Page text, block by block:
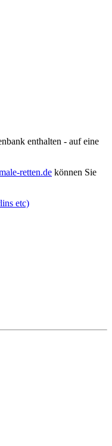
enthalten - auf eine
retten.de können Sie
etc)